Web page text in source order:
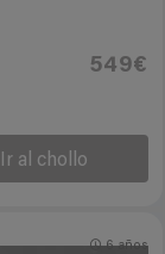
549€
Ir al chollo
6 años